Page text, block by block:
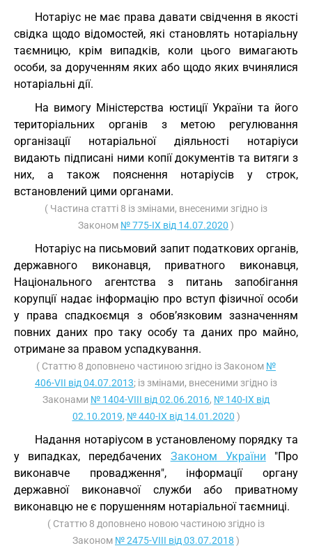
Нотаріус не має права давати свідчення в якості
свідка щодо відомостей, які становлять нотаріальну
таємницю, крім випадків, коли цього вимагають
особи, за дорученням яких або щодо яких вчинялися
нотаріальні дії.
На вимогу Міністерства юстиції України та його
територіальних органів з метою регулювання
організації нотаріальної діяльності нотаріуси
видають підписані ними копії документів та витяги з
них, а також пояснення нотаріусів у строк,
встановлений цими органами.
( Частина статті 8 із змінами, внесеними згідно із
Законом № 775-IX від 14.07.2020 )
Нотаріус на письмовий запит податкових органів,
державного виконавця, приватного виконавця,
Національного агентства з питань запобігання
корупції надає інформацію про вступ фізичної особи
у права спадкоємця з обов’язковим зазначенням
повних даних про таку особу та даних про майно,
отримане за правом успадкування.
( Статтю 8 доповнено частиною згідно із Законом №
406-VII від 04.07.2013; із змінами, внесеними згідно із
Законами № 1404-VIII від 02.06.2016, № 140-IX від
02.10.2019, № 440-IX від 14.01.2020 )
Надання нотаріусом в установленому порядку та
у випадках, передбачених Законом України "Про
виконавче провадження", інформації органу
державної виконавчої служби або приватному
виконавцю не є порушенням нотаріальної таємниці.
( Статтю 8 доповнено новою частиною згідно із
Законом № 2475-VIII від 03.07.2018 )